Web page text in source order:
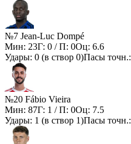
№7 Jean-Luc Dompé
Мин: 23Г: 0 / П: 0Оц: 6.6
Удары: 0 (в створ 0)Пасы точн.:
№20 Fábio Vieira
Мин: 87Г: 1 / П: 0Оц: 7.5
Удары: 1 (в створ 1)Пасы точн.: